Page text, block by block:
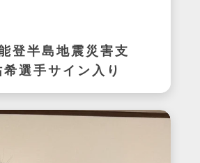
登半島地震災害支
選手サイン入り